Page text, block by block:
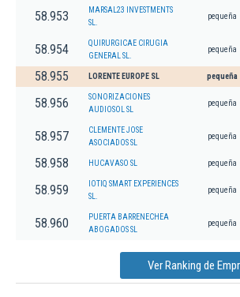
58.953
MARSAL23 INVESTMENTS
SL.
pequeña
58.954
QUIRURGICAE CIRUGIA
GENERAL SL.
pequeña
58.955 LORENTE EUROPE SL pequeña
58.956
SONORIZACIONES
AUDIOSOL SL
pequeña
58.957
CLEMENTE JOSE
ASOCIADOS SL
pequeña
58.958 HUCAVASO SL pequeña
58.959
IOTIQ SMART EXPERIENCES
SL.
pequeña
58.960
PUERTA BARRENECHEA
ABOGADOS SL
pequeña
Ver Ranking de